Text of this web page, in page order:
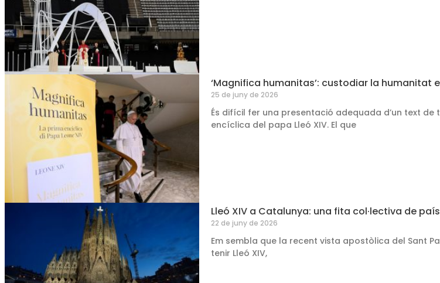
‘Magnifica humanitas’: custodiar la humanitat
25 de juny de 2026
És difícil fer una presentació adequada d’un text
encíclica del papa Lleó XIV. El que
Lleó XIV a Catalunya: una fita col·lectiva de país
22 de juny de 2026
Em sembla que la recent vista apostòlica del Sant
tenir Lleó XIV,